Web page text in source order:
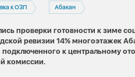
к ОЗП Абакан
проверки готовности к зиме
ревизии 14% многоэтажек
подключенного к центральному
комиссии.